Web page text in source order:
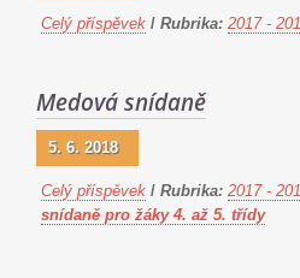
Celý příspěvek / Rubrika: 2017 -
Medová snídaně
5. 6. 2018
Celý příspěvek / Rubrika: 2017 -
snídaně pro žáky 4. až 5. třídy